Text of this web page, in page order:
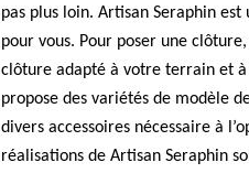
pas plus loin. Artisan Seraphin
pour vous. Pour poser une
clôture adapté à votre terrain et à
propose des variétés de modèle
divers accessoires nécessaire à
réalisations de Artisan Seraphin